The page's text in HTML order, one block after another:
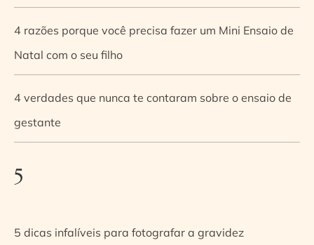
4 razões porque você precisa fazer um Mini Ensaio de
Natal com o seu filho
4 verdades que nunca te contaram sobre o ensaio de
gestante
5
5 dicas infalíveis para fotografar a gravidez